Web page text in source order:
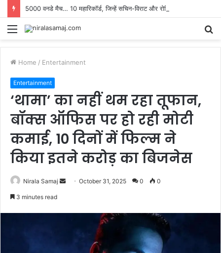
Menu
Home / Entertainment
Entertainment
‘थामा’ का नहीं थम रहा तूफान,
बॉक्स ऑफिस पर हो रही मोटी
कमाई, 10 दिनों में फिल्म ने
किया इतने करोड़ का बिजनेस
Nirala Samaj
SendOctober 31, 2025 0 0
3 minutes read